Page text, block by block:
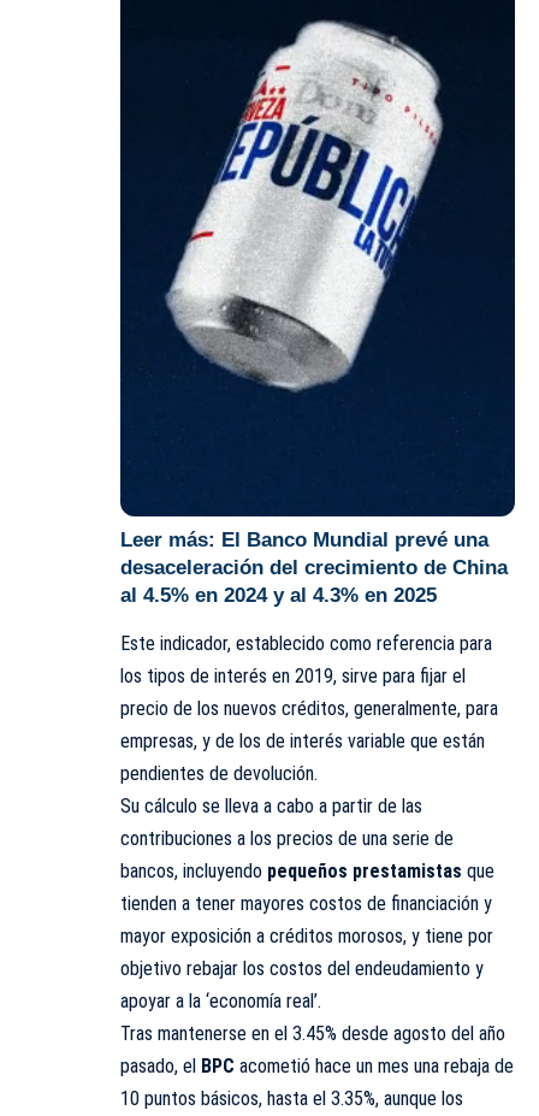
Leer más: El Banco Mundial prevé una
desaceleración del crecimiento de China
al 4.5% en 2024 y al 4.3% en 2025
Este indicador, establecido como referencia para
los tipos de interés en 2019, sirve para fijar el
precio de los nuevos créditos, generalmente, para
empresas, y de los de interés variable que están
pendientes de devolución.
Su cálculo se lleva a cabo a partir de las
contribuciones a los precios de una serie de
bancos, incluyendo pequeños prestamistas que
tienden a tener mayores costos de financiación y
mayor exposición a créditos morosos, y tiene por
objetivo rebajar los costos del endeudamiento y
apoyar a la ‘economía real’.
Tras mantenerse en el 3.45% desde agosto del año
pasado, el BPC acometió hace un mes una rebaja de
10 puntos básicos, hasta el 3.35%, aunque los